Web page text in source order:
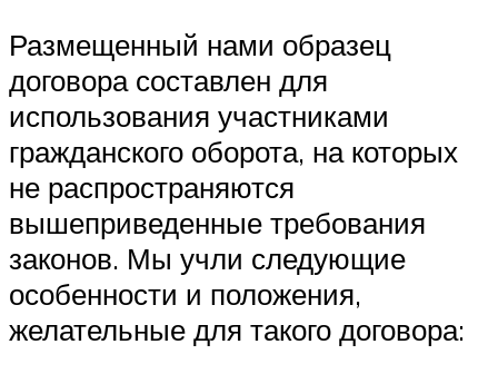
Размещенный нами образец
договора составлен для
использования участниками
гражданского оборота, на которых
не распространяются
вышеприведенные требования
законов. Мы учли следующие
особенности и положения,
желательные для такого договора: